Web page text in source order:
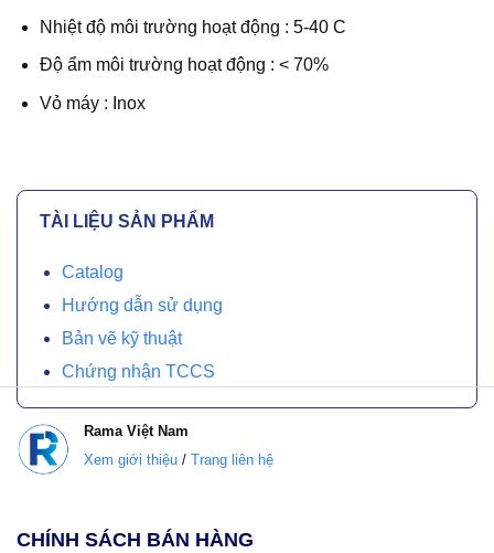
Nhiệt độ môi trường hoạt động : 5-40 C
Độ ẩm môi trường hoạt động : < 70%
Vỏ máy : Inox
TÀI LIỆU SẢN PHẨM
Catalog
Hướng dẫn sử dụng
Bản vẽ kỹ thuật
Chứng nhận TCCS
RamaViệt Nam
Xem giới thiệu/ Trang liên hệ
CHÍNH SÁCH BÁN HÀNG